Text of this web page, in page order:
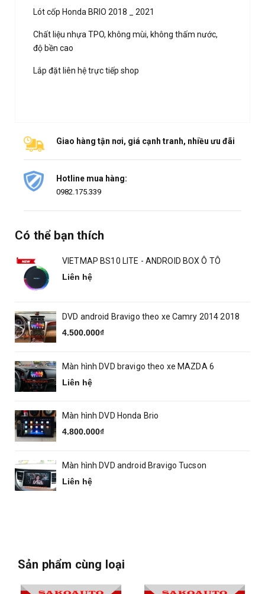
Lót cốp Honda BRIO 2018 _ 2021
Chất liệu nhựa TPO, không mùi, không thấm nước,
độ bền cao
Lắp đặt liên hệ trực tiếp shop
Giao hàng tận nơi, giá cạnh tranh, nhiều ưu đãi
Hotline mua hàng:
0982.175.339
Có thể bạn thích
VIETMAP BS10 LITE - ANDROID BOX Ô TÔ
Liên hệ
DVD android Bravigo theo xe Camry 2014 2018
4.500.000₫
Màn hình DVD bravigo theo xe MAZDA 6
Liên hệ
Màn hình DVD Honda Brio
4.800.000₫
Màn hình DVD android Bravigo Tucson
Liên hệ
Sản phẩm cùng loại